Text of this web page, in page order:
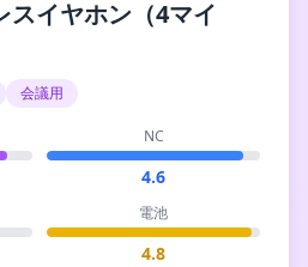
イヤホン（4マイ
会議用
NC
4.6
電池
4.8